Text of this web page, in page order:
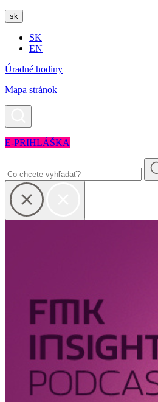
sk
SK
EN
Úradné hodiny
Mapa stránok
E-PRIHLÁŠKA